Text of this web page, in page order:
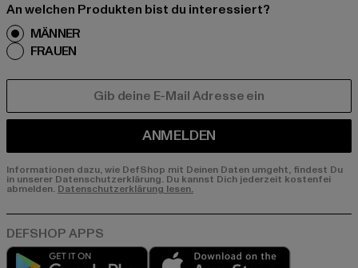
An welchen Produkten bist du interessiert?
MÄNNER
FRAUEN
ANMELDEN
Informationen dazu, wie DefShop mit Deinen Daten umgeht, findest Du
in unserer Datenschutzerklärung. Du kannst Dich jederzeit kostenfei
abmelden. Datenschutzerklärung lesen.
Play market